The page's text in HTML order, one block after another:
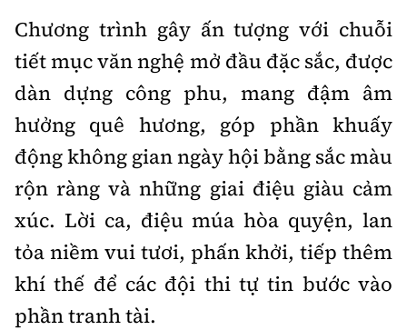
Chương trình gây ấn tượng với chuỗi
tiết mục văn nghệ mở đầu đặc sắc, được
dàn dựng công phu, mang đậm âm
hưởng quê hương, góp phần khuấy
động không gian ngày hội bằng sắc màu
rộn ràng và những giai điệu giàu cảm
xúc. Lời ca, điệu múa hòa quyện, lan
tỏa niềm vui tươi, phấn khởi, tiếp thêm
khí thế để các đội thi tự tin bước vào
phần tranh tài.